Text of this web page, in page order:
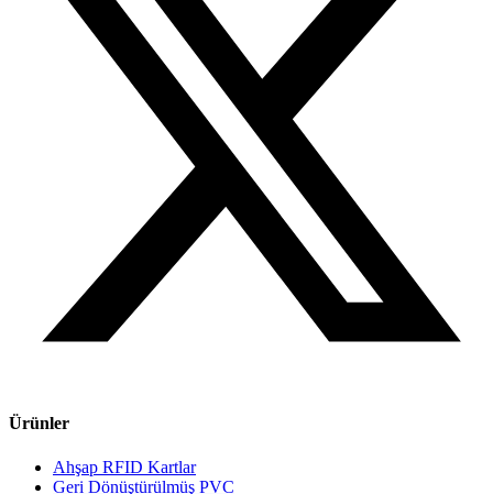
Ürünler
Ahşap RFID Kartlar
Geri Dönüştürülmüş PVC